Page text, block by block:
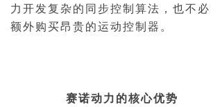
力开发复杂的同步控制算法，也不必
额外购买昂贵的运动控制器。
赛诺动力的核心优势